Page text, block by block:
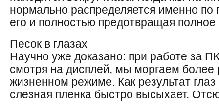
нормально распределяется именно по
его и полностью предотвращая
Песок в глазах
Научно уже доказано: при работе за
смотря на дисплей, мы моргаем более
жизненном режиме. Как результат
слезная пленка быстро высыхает.